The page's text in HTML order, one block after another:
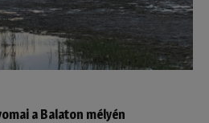
a Balaton mélyén